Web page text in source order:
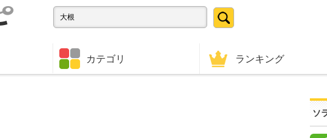
カテゴリ ランキング
ソ